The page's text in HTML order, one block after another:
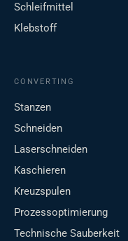
Schleifmittel
Klebstoff
CONVERTING
Stanzen
Schneiden
Laserschneiden
Kaschieren
Kreuzspulen
Prozessoptimierung
Technische Sauberkeit